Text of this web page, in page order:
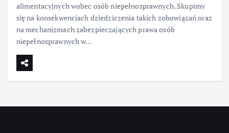
alimentacyjnych wobec osób niepełnosprawnych. Skupimy
się na konsekwencjach dziedziczenia takich zobowiązań oraz
na mechanizmach zabezpieczających prawa osób
niepełnosprawnych w…